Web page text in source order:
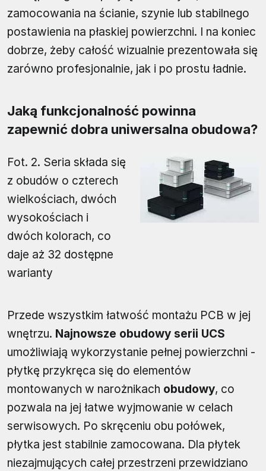
zamocowania na ścianie, szynie lub stabilnego
postawienia na płaskiej powierzchni. I na koniec
dobrze, żeby całość wizualnie prezentowała się
zarówno profesjonalnie, jak i po prostu ładnie.
Jaką funkcjonalność powinna
zapewnić dobra uniwersalna obudowa?
Fot. 2. Seria składa się
z obudów o czterech
wielkościach, dwóch
wysokościach i
dwóch kolorach, co
daje aż 32 dostępne
warianty
Przede wszystkim łatwość montażu PCB w jej
wnętrzu. Najnowsze obudowy serii UCS
umożliwiają wykorzystanie pełnej powierzchni -
płytkę przykręca się do elementów
montowanych w narożnikach obudowy, co
pozwala na jej łatwe wyjmowanie w celach
serwisowych. Po skręceniu obu połówek,
płytka jest stabilnie zamocowana. Dla płytek
niezajmujących całej przestrzeni przewidziano